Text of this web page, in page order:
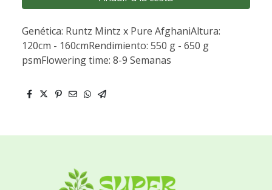
Genética: Runtz Mintz x Pure AfghaniAltura:
120cm - 160cmRendimiento: 550 g - 650 g
psmFlowering time: 8-9 Semanas